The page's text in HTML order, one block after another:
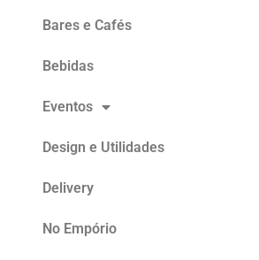
Bares e Cafés
Bebidas
Eventos
Design e Utilidades
Delivery
No Empório